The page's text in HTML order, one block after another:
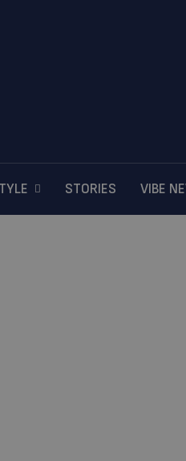
STORIES VIBE